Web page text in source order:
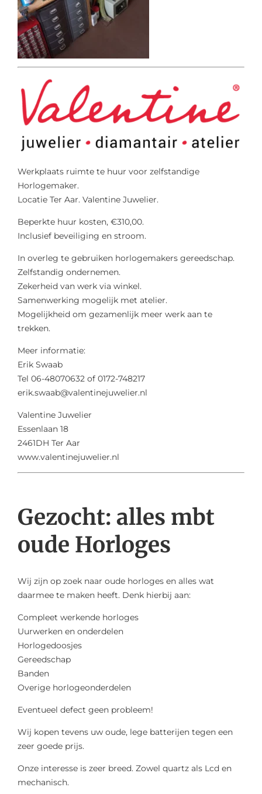
Werkplaats ruimte te huur voor zelfstandige
Horlogemaker.
Locatie Ter Aar. Valentine Juwelier.
Beperkte huur kosten, €310,00.
Inclusief beveiliging en stroom.
In overleg te gebruiken horlogemakers gereedschap.
Zelfstandig ondernemen.
Zekerheid van werk via winkel.
Samenwerking mogelijk met atelier.
Mogelijkheid om gezamenlijk meer werk aan te
trekken.
Meer informatie:
Erik Swaab
Tel 06-48070632 of 0172-748217
erik.swaab@valentinejuwelier.nl
Valentine Juwelier
Essenlaan 18
2461DH Ter Aar
www.valentinejuwelier.nl
Gezocht: alles mbt
oude Horloges
Wij zijn op zoek naar oude horloges en alles wat
daarmee te maken heeft. Denk hierbij aan:
Compleet werkende horloges
Uurwerken en onderdelen
Horlogedoosjes
Gereedschap
Banden
Overige horlogeonderdelen
Eventueel defect geen probleem!
Wij kopen tevens uw oude, lege batterijen tegen een
zeer goede prijs.
Onze interesse is zeer breed. Zowel quartz als Lcd en
mechanisch.